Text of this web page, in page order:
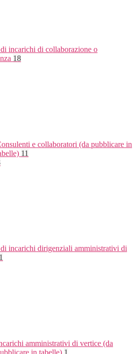
incarichi di collaborazione o
18
e collaboratori (da pubblicare in
11
incarichi dirigenziali amministrativi di
1
amministrativi di vertice (da